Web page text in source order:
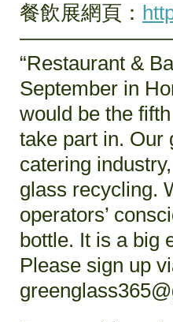
餐飲展網頁：
“Restaurant &
September in
would be the
take part in. Our
catering
glass recycling.
operators’
bottle. It is a big
Please sign up